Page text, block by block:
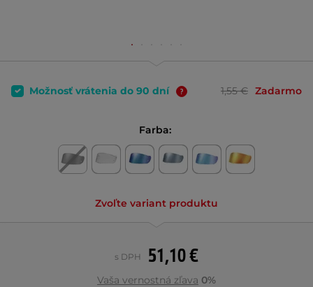
Možnosť vrátenia do 90 dní 1,55 € Zadarmo
Farba:
Zvoľte variant produktu
51,10 €
s DPH
Vaša vernostná zľava 0%